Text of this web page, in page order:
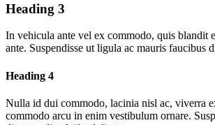
Heading 3
In vehicula ante vel ex commodo, quis blandit
ante. Suspendisse ut ligula ac mauris
Heading 4
Nulla id dui commodo, lacinia nisl ac, viverra
commodo arcu in enim vestibulum ornare.